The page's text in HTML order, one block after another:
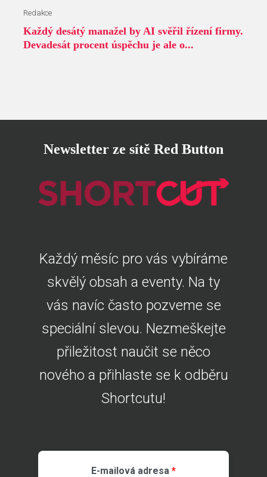
Redakce
Každý desátý manažel by AI svěřil řízení firmy.
Devadesát procent úspěchu je ale o...
Newsletter ze sítě Red Button
Každý měsíc pro vás vybíráme
skvělý obsah a eventy. Na ty
vás navíc často pozveme se
speciální slevou. Nezmeškejte
přiležitost naučit se něco
nového a přihlaste se k odběru
Shortcutu!
E-mailová adresa